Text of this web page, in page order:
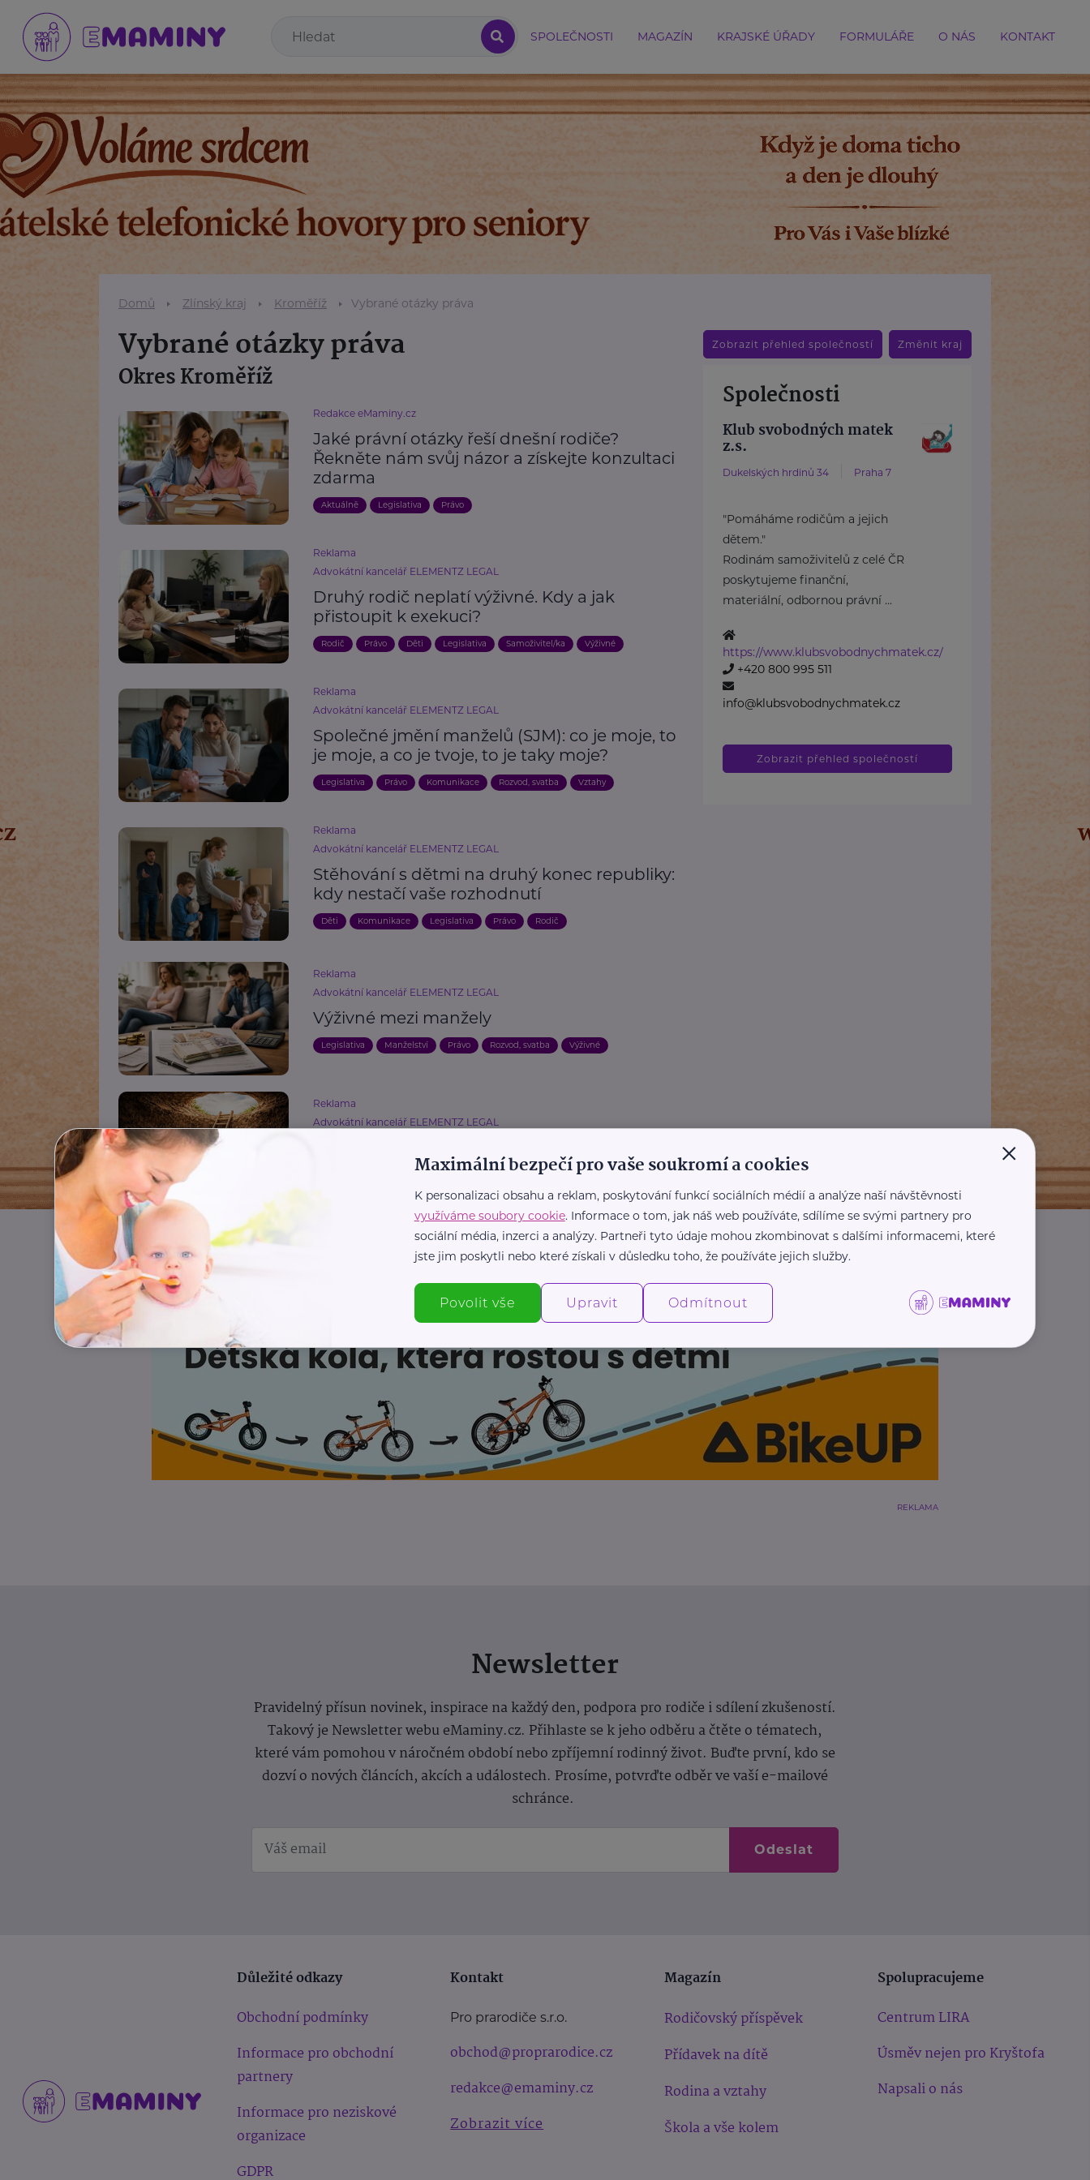
SPOLEČNOSTI MAGAZÍN KRAJSKÉ ÚŘADY FORMULÁŘE O NÁS KONTAKT
Domů Zlínský kraj Kroměříž Vybrané otázky práva
Vybrané otázky práva
Okres Kroměříž
Redakce eMaminy.cz
Jaké právní otázky řeší dnešní rodiče?
Řekněte nám svůj názor a získejte konzultaci
zdarma
Aktuálně Legislativa Právo
Reklama
Advokátní kancelář ELEMENTZ LEGAL
Druhý rodič neplatí výživné. Kdy a jak
přistoupit k exekuci?
Rodič Právo Děti Legislativa Samoživitel/ka Výživné
Reklama
Advokátní kancelář ELEMENTZ LEGAL
Společné jmění manželů (SJM): co je moje, to
je moje, a co je tvoje, to je taky moje?
Legislativa Právo Komunikace Rozvod, svatba Vztahy
Reklama
Advokátní kancelář ELEMENTZ LEGAL
Stěhování s dětmi na druhý konec republiky:
kdy nestačí vaše rozhodnutí
Děti Komunikace Legislativa Právo Rodič
Reklama
Advokátní kancelář ELEMENTZ LEGAL
Výživné mezi manžely
Legislativa Manželství Právo Rozvod, svatba Výživné
Reklama
Advokátní kancelář ELEMENTZ LEGAL
Další články
Zobrazit přehled společností Změnit kraj
Společnosti
Klub svobodných matek
z.s.
Dukelských hrdinů 34 Praha 7
"Pomáháme rodičům a jejich
dětem."
Rodinám samoživitelů z celé ČR
poskytujeme finanční,
materiální, odbornou právní ...
https://www.klubsvobodnychmatek.cz/
+420 800 995 511
info@klubsvobodnychmatek.cz
Zobrazit přehled společností
REKLAMA
Newsletter
Pravidelný přísun novinek, inspirace na každý den, podpora pro rodiče i sdílení zkušeností.
Takový je Newsletter webu eMaminy.cz. Přihlaste se k jeho odběru a čtěte o tématech,
které vám pomohou v náročném období nebo zpříjemní rodinný život. Buďte první, kdo se
dozví o nových článcích, akcích a událostech. Prosíme, potvrďte odběr ve vaší e-mailové
schránce.
Odeslat
Důležité odkazy
Obchodní podmínky
Informace pro obchodní
partnery
Informace pro neziskové
organizace
GDPR
Kontakt
Pro prarodiče s.r.o.
obchod@proprarodice.cz
redakce@emaminy.cz
Zobrazit více
Magazín
Rodičovský příspěvek
Přídavek na dítě
Rodina a vztahy
Škola a vše kolem
Spolupracujeme
Centrum LIRA
Úsměv nejen pro Kryštofa
Napsali o nás
×
Maximální bezpečí pro vaše soukromí a cookies
K personalizaci obsahu a reklam, poskytování funkcí sociálních médií a analýze naší návštěvnosti
využíváme soubory cookie. Informace o tom, jak náš web používáte, sdílíme se svými partnery pro
sociální média, inzerci a analýzy. Partneři tyto údaje mohou zkombinovat s dalšími informacemi, které
jste jim poskytli nebo které získali v důsledku toho, že používáte jejich služby.
Povolit vše Upravit Odmítnout